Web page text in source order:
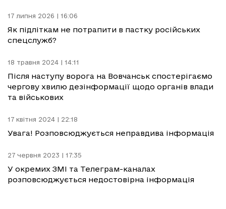
17 липня 2026 | 16:06
Як підліткам не потрапити в пастку російських
спецслужб?
18 травня 2024 | 14:11
Після наступу ворога на Вовчанськ спостерігаємо
чергову хвилю дезінформації щодо органів влади
та військових
17 квітня 2024 | 22:18
Увага! Розповсюджується неправдива інформація
27 червня 2023 | 17:35
У окремих ЗМІ та Телеграм-каналах
розповсюджується недостовірна інформація